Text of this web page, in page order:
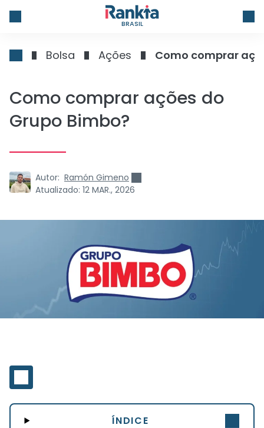
BRASIL
Bolsa Ações Como comprar
Como comprar ações do
Grupo Bimbo?
Autor: Ramón Gimeno
Atualizado: 12 MAR., 2026
ÍNDICE